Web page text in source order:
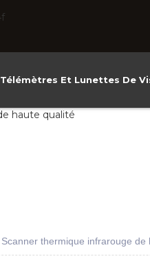
Télémètres Et Lunettes De
Scanner thermique infrarouge de